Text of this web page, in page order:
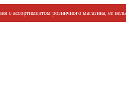
с ассортиментом розничного магазина, ее